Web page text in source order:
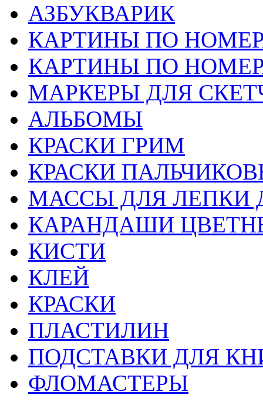
АЗБУКВАРИК
КАРТИНЫ ПО
КАРТИНЫ ПО
МАРКЕРЫ ДЛЯ
АЛЬБОМЫ
КРАСКИ ГРИМ
КРАСКИ
МАССЫ ДЛЯ ЛЕПКИ
КАРАНДАШИ
КИСТИ
КЛЕЙ
КРАСКИ
ПЛАСТИЛИН
ПОДСТАВКИ ДЛЯ
ФЛОМАСТЕРЫ